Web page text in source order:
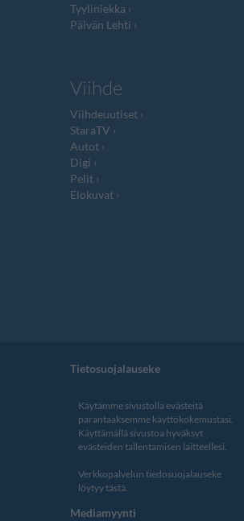
Tyyliniekka
Päivän Lehti
Viihde
Viihdeuutiset
StaraTV
Autot
Digi
Pelit
Elokuvat
Tietosuojalauseke
Käytämme sivustolla evästeitä
parantaaksemme käyttökokemustasi.
Käyttämällä sivustoa hyväksyt
evästeiden tallentamisen laitteellesi.
Verkkopalvelun tiedosuojalauseke
löytyy tästä
Mediamyynti